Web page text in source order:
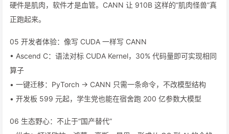
硬件是肌肉，软件才是血管。CANN 让 910B 这样的“肌肉怪兽”真
正跑起来。
05 开发者体验：像写 CUDA 一样写 CANN
• Ascend C：语法对标 CUDA Kernel，30% 代码量即可实现相同
算子
• 一键迁移：PyTorch → CANN 只需一条命令，不改模型结构
• 开发板 599 元起，学生党也能在宿舍跑 200 亿参数大模型
06 生态野心：不止于“国产替代”